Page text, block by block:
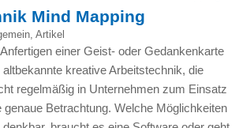
Mind Mapping
, Artikel
einer Geist- oder Gedankenkarte
kreative Arbeitstechnik, die
regelmäßig in Unternehmen zum Einsatz
Betrachtung. Welche Möglichkeiten